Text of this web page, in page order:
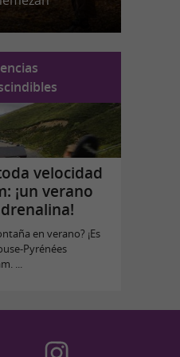
velocidad
¡un verano
en verano? ¡Es
Pyrénées
...